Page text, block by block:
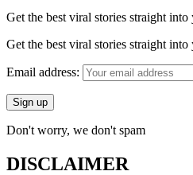
Get the best viral stories straight
Get the best viral stories straight
Email address:
Don't worry, we don't spam
DISCLAIMER